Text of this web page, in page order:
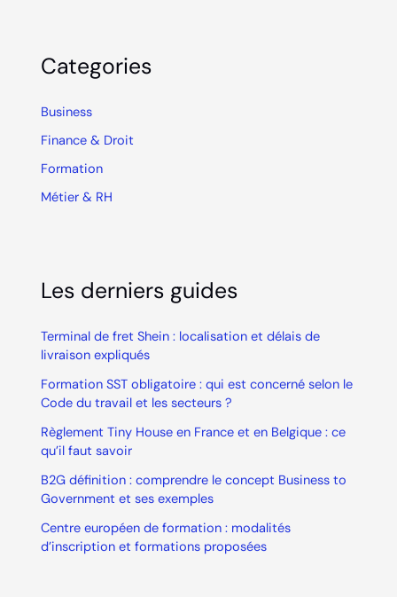
Categories
Business
Finance & Droit
Formation
Métier & RH
Les derniers guides
Terminal de fret Shein : localisation et délais de
livraison expliqués
Formation SST obligatoire : qui est concerné selon le
Code du travail et les secteurs ?
Règlement Tiny House en France et en Belgique : ce
qu’il faut savoir
B2G définition : comprendre le concept Business to
Government et ses exemples
Centre européen de formation : modalités
d’inscription et formations proposées